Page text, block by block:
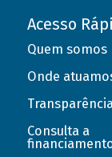
Acesso
Quem somos
Onde
Consulta a